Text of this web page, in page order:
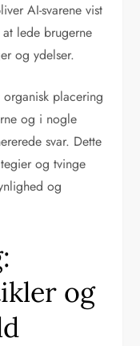
AI-svarene vist
lede brugerne
og ydelser.
placering
og i nogle
svar. Dette
og tvinge
og
og